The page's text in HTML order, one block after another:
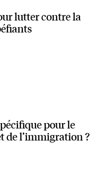
lutter contre la
pour le
de l’immigration ?